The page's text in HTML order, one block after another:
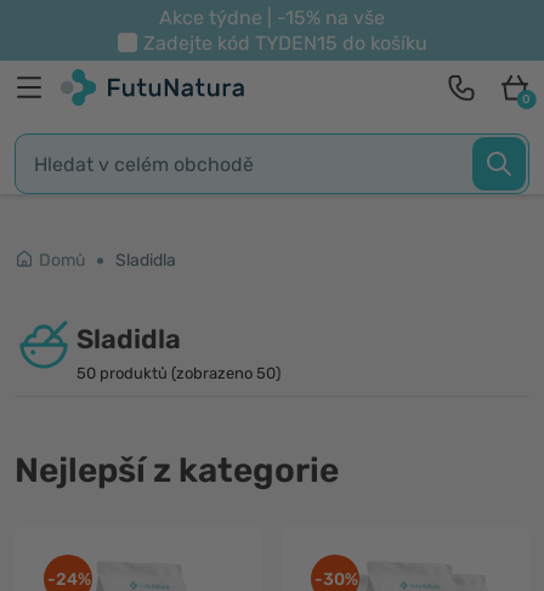
Akce týdne | -15% na vše
Zadejte kód TYDEN15 do košíku
0
Domů Sladidla
Sladidla
50 produktů (zobrazeno 50)
Nejlepší z kategorie
-24% -30%